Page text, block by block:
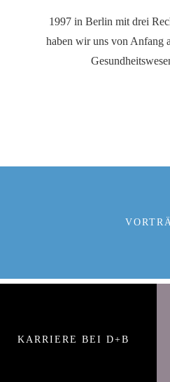
1997 in Berlin mit drei
haben wir uns von Anfang
KARRIERE BEI D+B